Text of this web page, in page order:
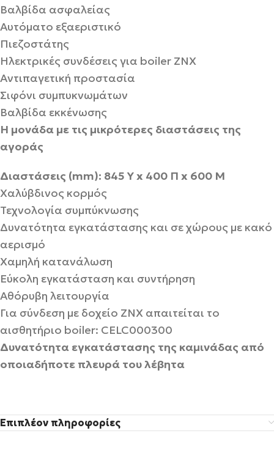
Βαλβίδα ασφαλείας
Αυτόματο εξαεριστικό
Πιεζοστάτης
Ηλεκτρικές συνδέσεις για boiler ZNX
Αντιπαγετική προστασία
Σιφόνι συμπυκνωμάτων
Βαλβίδα εκκένωσης
Η μονάδα με τις μικρότερες διαστάσεις της
αγοράς
Διαστάσεις (mm): 845 Y x 400 Π x 600 M
Χαλύβδινος κορμός
Τεχνολογία συμπύκνωσης
Δυνατότητα εγκατάστασης και σε χώρους με κακό
αερισμό
Χαμηλή κατανάλωση
Εύκολη εγκατάσταση και συντήρηση
Αθόρυβη λειτουργία
Για σύνδεση με δοχείο ΖΝΧ απαιτείται το
αισθητήριο boiler: CELC000300
Δυνατότητα εγκατάστασης της καμινάδας από
οποιαδήποτε πλευρά του λέβητα
Επιπλέον πληροφορίες